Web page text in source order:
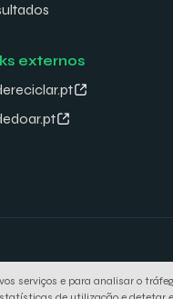
externos
serviços e para analisar o